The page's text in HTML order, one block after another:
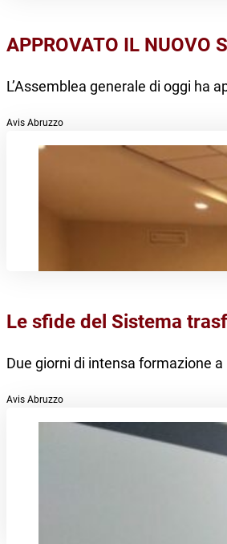
APPROVATO IL NUOVO
L’Assemblea generale di oggi ha
Avis Abruzzo
Le sfide del Sistema
Due giorni di intensa formazione
Avis Abruzzo